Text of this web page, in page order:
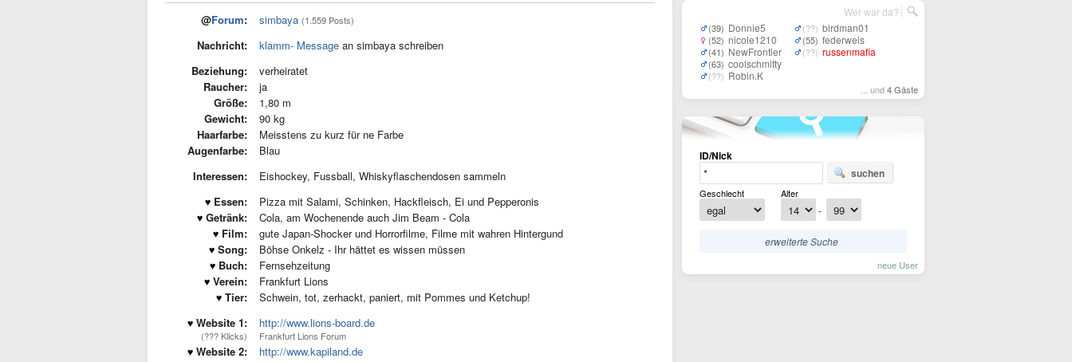
@Forum: simbaya (1.559 Posts)
Nachricht: klamm- Message an simbaya schreiben
Beziehung:
verheiratet
Raucher:
ja
Größe:
1,80 m
Gewicht:
90 kg
Haarfarbe:
Meisstens zu kurz für ne Farbe
Augenfarbe:
Blau
Interessen:
Eishockey, Fussball, Whiskyflaschendosen sammeln
Essen:
Pizza mit Salami, Schinken, Hackfleisch, Ei und Pepperonis
Getränk:
Cola, am Wochenende auch Jim Beam - Cola
Film:
gute Japan-Shocker und Horrorfilme, Filme mit wahren Hintergund
Song:
Böhse Onkelz - Ihr hättet es wissen müssen
Buch:
Fernsehzeitung
Verein:
Frankfurt Lions
Tier:
Schwein, tot, zerhackt, paniert, mit Pommes und Ketchup!
Website 1:
(??? Klicks)
http://www.lions-board.de
Frankfurt Lions Forum
Website 2: http://www.kapiland.de
(39) Donnie5
(52) nicole1210
(41) NewFrontier
(63) coolschmitty
(??) Robin.K
(??) birdman01
(55) federweis
(??) russenmafia
... und4 Gäste
Wer war da?
ID/Nick
suchen
Geschlecht
Alter
-
erweiterte Suche
neue User